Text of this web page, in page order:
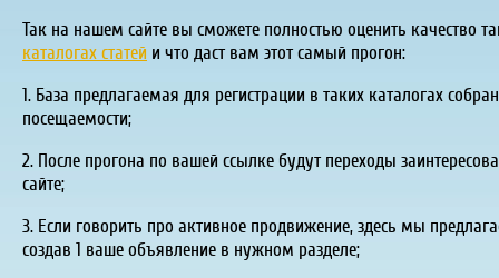
Так на нашем сайте вы сможете полностью оценить качество
каталогах статей и что даст вам этот самый прогон:
1. База предлагаемая для регистрации в таких каталогах
посещаемости;
2. После прогона по вашей ссылке будут переходы
сайте;
3. Если говорить про активное продвижение, здесь мы
создав 1 ваше объявление в нужном разделе;